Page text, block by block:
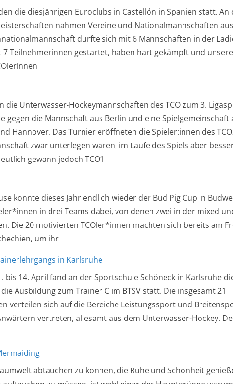
die diesjährigen Euroclubs in Castellón in Spanien statt. An
nahmen Vereine und Nationalmannschaften
durfte sich mit 6 Mannschaften in der
7 Teilnehmerinnen gestartet, haben hart gekämpft und
die Unterwasser-Hockeymannschaften des TCO zum 3.
gegen die Mannschaft aus Berlin und eine Spielgemeinschaft
Hannover. Das Turnier eröffneten die Spieler:innen des
zwar unterlegen waren, im Laufe des Spiels aber
gewann jedoch TCO1
konnte dieses Jahr endlich wieder der Bud Pig Cup in
in drei Teams dabei, von denen zwei in der mixed
Die 20 motivierten TCOler*innen machten sich bereits am
um ihr
in Karlsruhe
bis 14. April fand an der Sportschule Schöneck in Karlsruhe
Ausbildung zum Trainer C im BTSV statt. Die insgesamt 21
verteilen sich auf die Bereiche Leistungssport und
vertreten, allesamt aus dem Unterwasser-Hockey.
abtauchen zu können, die Ruhe und Schönheit